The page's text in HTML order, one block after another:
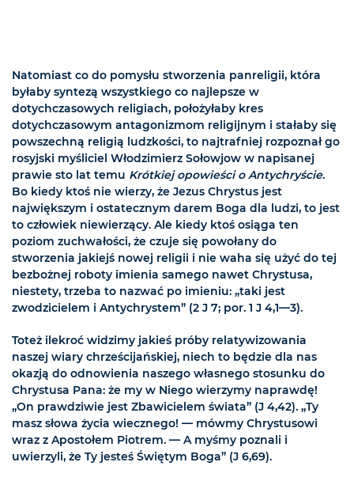
Natomiast co do pomysłu stworzenia panreligii, która
byłaby syntezą wszystkiego co najlepsze w
dotychczasowych religiach, położyłaby kres
dotychczasowym antagonizmom religijnym i stałaby się
powszechną religią ludzkości, to najtrafniej rozpoznał go
rosyjski myśliciel Włodzimierz Sołowjow w napisanej
prawie sto lat temu Krótkiej opowieści o Antychryście.
Bo kiedy ktoś nie wierzy, że Jezus Chrystus jest
największym i ostatecznym darem Boga dla ludzi, to jest
to człowiek niewierzący. Ale kiedy ktoś osiąga ten
poziom zuchwałości, że czuje się powołany do
stworzenia jakiejś nowej religii i nie waha się użyć do tej
bezbożnej roboty imienia samego nawet Chrystusa,
niestety, trzeba to nazwać po imieniu: „taki jest
zwodzicielem i Antychrystem” (2 J 7; por. 1 J 4,1—3).
Toteż ilekroć widzimy jakieś próby relatywizowania
naszej wiary chrześcijańskiej, niech to będzie dla nas
okazją do odnowienia naszego własnego stosunku do
Chrystusa Pana: że my w Niego wierzymy naprawdę!
„On prawdziwie jest Zbawicielem świata” (J 4,42). „Ty
masz słowa życia wiecznego! — mówmy Chrystusowi
wraz z Apostołem Piotrem. — A myśmy poznali i
uwierzyli, że Ty jesteś Świętym Boga” (J 6,69).